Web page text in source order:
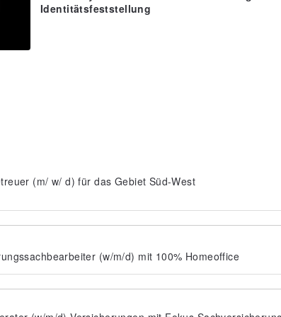
Identitätsfeststellung
(m/ w/ d) für das Gebiet Süd-West
(w/m/d) mit 100% Homeoffice